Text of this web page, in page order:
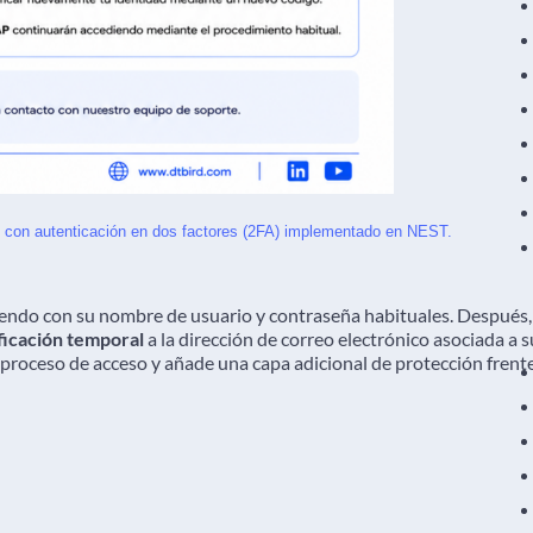
autenticación en dos factores (2FA) implementado en NEST.
con su nombre de usuario y contraseña habituales. Después,
temporala la dirección de correo electrónico asociada a
de acceso y añade una capa adicional de protección